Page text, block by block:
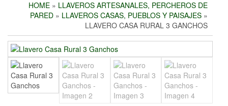
HOME » LLAVEROS ARTESANALES, PERCHEROS DE
PARED » LLAVEROS CASAS, PUEBLOS Y PAISAJES »
LLAVERO CASA RURAL 3 GANCHOS